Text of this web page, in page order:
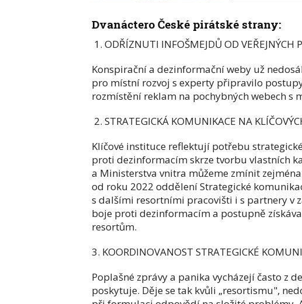
Dvanáctero České pirátské strany:
1. ODŘÍZNUTI INFOŠMEJDŮ OD VEŘEJNÝCH
Konspirační a dezinformační weby už
pro místní rozvoj s experty připravilo
rozmístění reklam na pochybných webech
2. STRATEGICKÁ KOMUNIKACE NA
Klíčové instituce reflektují potřebu
proti dezinformacím skrze tvorbu vlastních
a Ministerstva vnitra můžeme zmínit
od roku 2022 oddělení Strategické
s dalšími resortními pracovišti i s partnery v
boje proti dezinformacím a postupně
resortům.
3. KOORDINOVANOST STRATEGICKÉ
Poplašné zprávy a panika vycházejí často z
poskytuje. Děje se tak kvůli „resortismu",